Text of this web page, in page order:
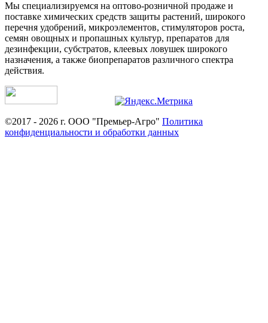
Мы специализируемся на оптово-розничной продаже и
поставке химических средств защиты растений, широкого
перечня удобрений, микроэлементов, стимуляторов роста,
семян овощных и пропашных культур, препаратов для
дезинфекции, субстратов, клеевых ловушек широкого
назначения, а также биопрепаратов различного спектра
действия.
©2017 - 2026 г. ООО "Премьер-Агро" Политика
конфиденциальности и обработки данных